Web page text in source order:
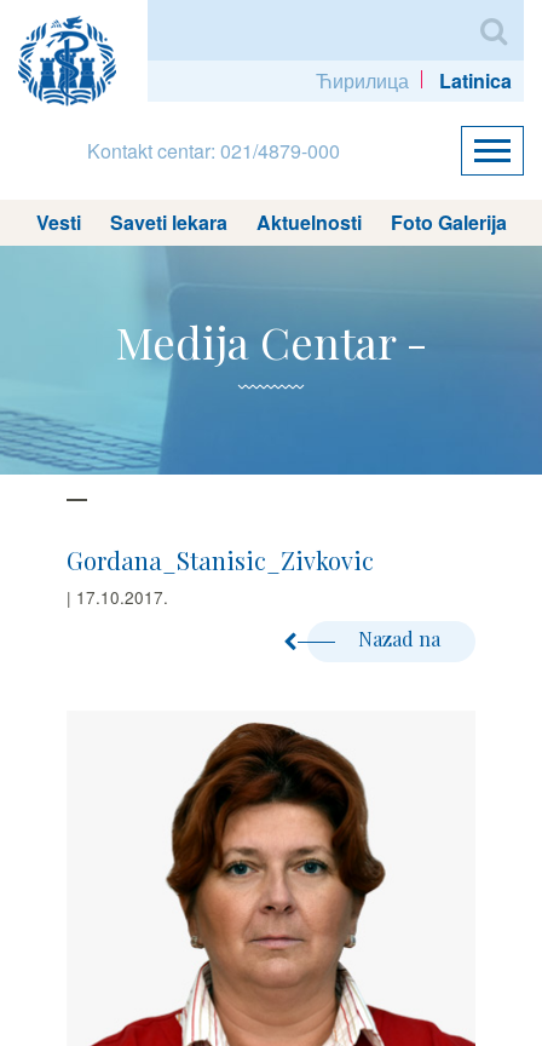
Ћирилица Latinica
Kontakt centar: 021/4879-000
Vesti Saveti lekara Aktuelnosti Foto Galerija
Medija Centar -
Gordana_Stanisic_Zivkovic
| 17.10.2017.
Nazad na